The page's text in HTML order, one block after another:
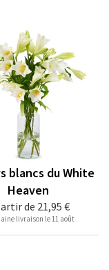
de 21,95 €
blancs du White
Heaven
livraison le 11 août